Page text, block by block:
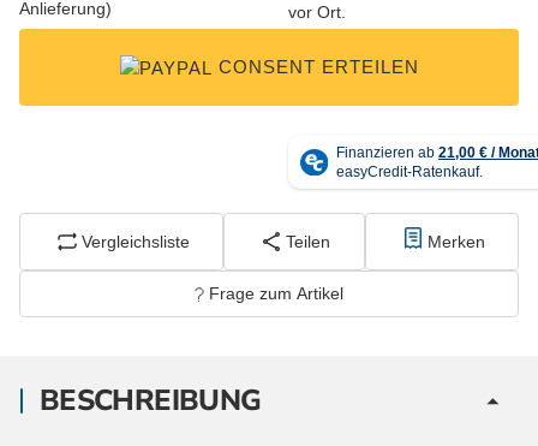
vor Ort.
CONSENT ERTEILEN
Vergleichsliste Teilen Merken
Frage zum Artikel
BESCHREIBUNG